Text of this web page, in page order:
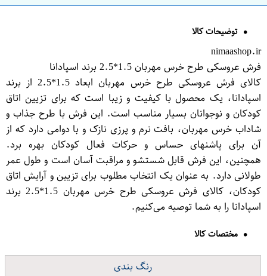
توضیحات کالا
nimaashop.ir
فرش عروسکی طرح خرس مهربان 1.5*2.5 برند اسپادانا
کالای فرش عروسکی طرح خرس مهربان ابعاد 1.5*2.5 از برند
اسپادانا، یک محصول با کیفیت و زیبا است که برای تزیین اتاق
کودکان و نوجوانان بسیار مناسب است. این فرش با طرح جذاب و
شاداب خرس مهربان، بافت نرم و پرزی نازک و با دوامی دارد که از
آن برای پاشنهای حساس و حرکات فعال کودکان بهره برد.
همچنین، این فرش قابل شستشو و مراقبت آسان است و طول عمر
طولانی دارد. به عنوان یک انتخاب مطلوب برای تزیین و آرایش اتاق
کودکان، کالای فرش عروسکی طرح خرس مهربان 1.5*2.5 برند
اسپادانا را به شما توصیه می‌کنیم.
مختصات کالا
رنگ بندی